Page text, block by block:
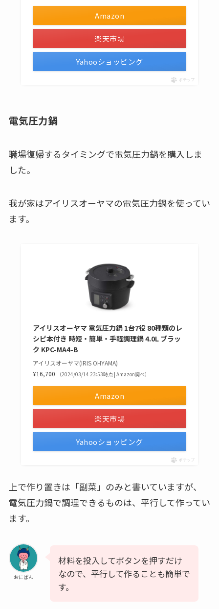
Amazon
楽天市場
Yahooショッピング
ポチップ
電気圧力鍋
職場復帰するタイミングで電気圧力鍋を購入しま
した。
我が家はアイリスオーヤマの電気圧力鍋を使ってい
ます。
アイリスオーヤマ 電気圧力鍋 1台7役 80種類のレ
シピ本付き 時短・簡単・手軽調理鍋 4.0L ブラッ
ク KPC-MA4-B
アイリスオーヤマ(IRIS OHYAMA)
¥16,700
（2024/03/14 23:53時点 | Amazon調べ）
Amazon
楽天市場
Yahooショッピング
ポチップ
上で作り置きは「副菜」のみと書いていますが、
電気圧力鍋で調理できるものは、平行して作ってい
ます。
おにぱん
材料を投入してボタンを押すだけ
なので、平行して作ることも簡単で
す。